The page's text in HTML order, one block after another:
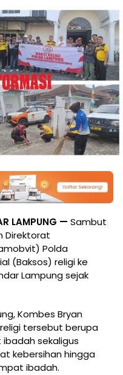
LAMPUNG — Sambut
Direktorat
Polda
(Baksos) religi ke
Lampung sejak
Kombes Bryan
tersebut berupa
sekaligus
kebersihan hingga
ibadah.